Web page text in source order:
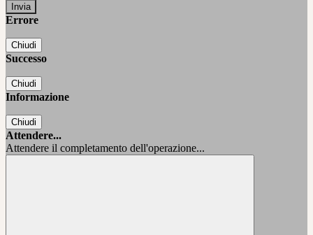
Errore
Chiudi
Successo
Chiudi
Informazione
Chiudi
Attendere...
Attendere il completamento dell'operazione...